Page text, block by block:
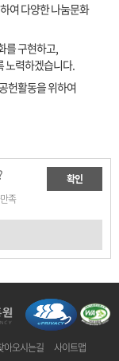
여 다양한 나눔문화
를 구현하고,
노력하겠습니다.
헌활동을 위하여
족
확인
아오시는길 사이트맵